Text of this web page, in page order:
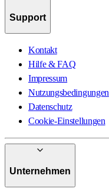
Support
Kontakt
Hilfe & FAQ
Impressum
Nutzungsbedingungen
Datenschutz
Cookie-Einstellungen
Unternehmen